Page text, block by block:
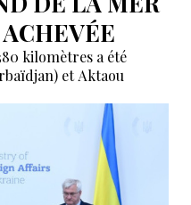
kilomètres a été
et Aktaou